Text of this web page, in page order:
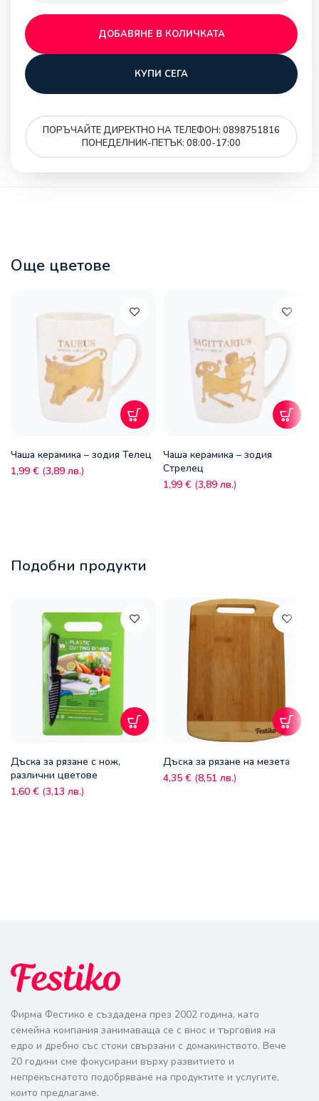
ДОБАВЯНЕ В КОЛИЧКАТА
КУПИ СЕГА
ПОРЪЧАЙТЕ ДИРЕКТНО НА ТЕЛЕФОН: 0898751816
ПОНЕДЕЛНИК-ПЕТЪК: 08:00-17:00
Още цветове
Чаша керамика – зодия Телец
1,99 € (3,89 лв.)
Чаша керамика – зодия
Стрелец
1,99 € (3,89 лв.)
Подобни продукти
Дъска за рязане с нож,
различни цветове
1,60 € (3,13 лв.)
Дъска за рязане на мезета
4,35 € (8,51 лв.)
Фирма Фестико е създадена през 2002 година, като
семейна компания занимаваща се с внос и търговия на
едро и дребно със стоки свързани с домакинството. Вече
20 години сме фокусирани върху развитието и
непрекъснатото подобряване на продуктите и услугите,
които предлагаме.